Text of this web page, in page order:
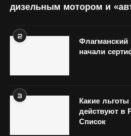
дизельным мотором и
2
начали
3
Какие
действуют в
Список